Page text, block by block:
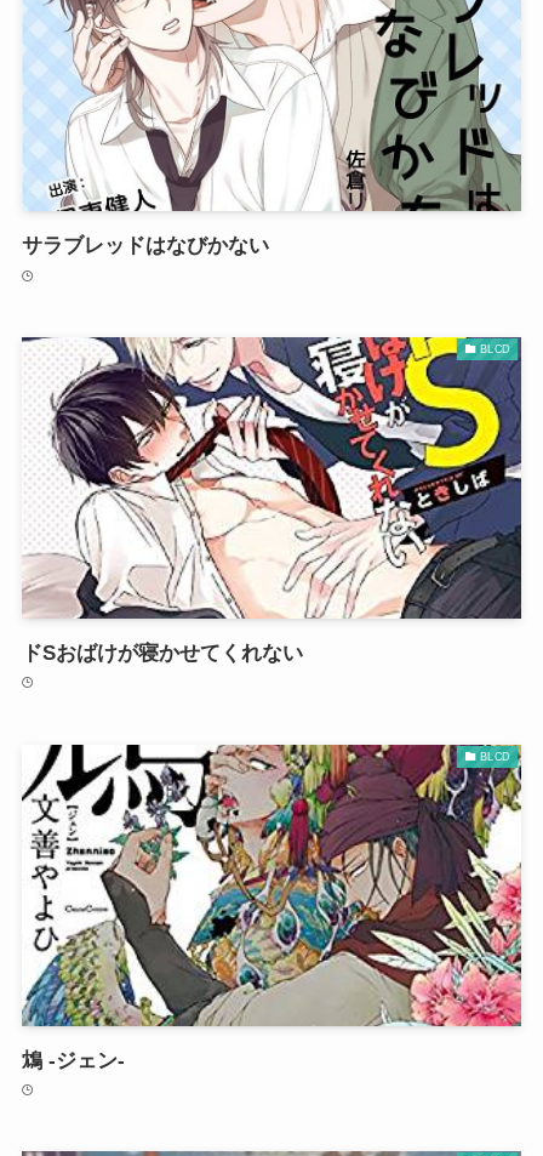
サラブレッドはなびかない
BLCD
ドSおばけが寝かせてくれない
BLCD
鴆 -ジェン-